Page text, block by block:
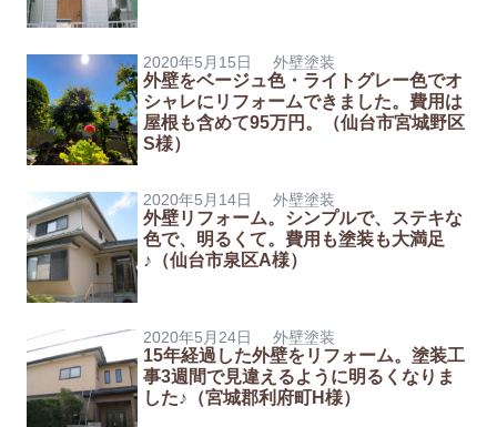
2020年5月15日 外壁塗装
外壁をベージュ色・ライトグレー色でオ
シャレにリフォームできました。費用は
屋根も含めて95万円。（仙台市宮城野区
S様）
2020年5月14日 外壁塗装
外壁リフォーム。シンプルで、ステキな
色で、明るくて。費用も塗装も大満足
♪（仙台市泉区A様）
2020年5月24日 外壁塗装
15年経過した外壁をリフォーム。塗装工
事3週間で見違えるように明るくなりま
した♪（宮城郡利府町H様）